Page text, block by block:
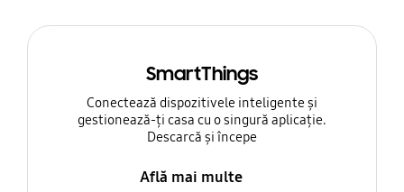
SmartThings
Conectează dispozitivele inteligente și
gestionează-ți casa cu o singură aplicație.
Descarcă și începe
Află mai multe